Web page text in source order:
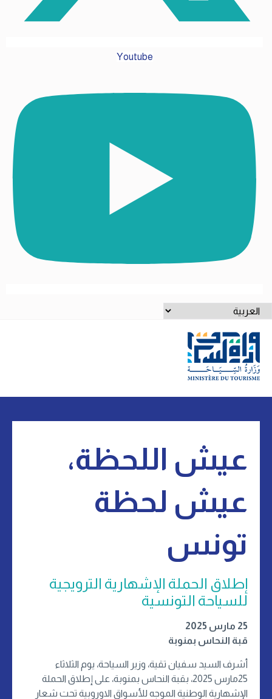
Youtube
اختر
عيش اللحظة،
عيش لحظة
تونس
إطلاق الحملة الإشهارية الترويجية
للسياحة التونسية
25 مارس 2025
قبة النحاس بمنوبة
أشرف السيد سفيان تقية، وزير السياحة، يوم الثلاثاء
25مارس 2025، بقبة النحاس بمنوبة، على إطلاق الحملة
الإشهارية الوطنية الموجه للأسواق الاوروبية تحت شعار